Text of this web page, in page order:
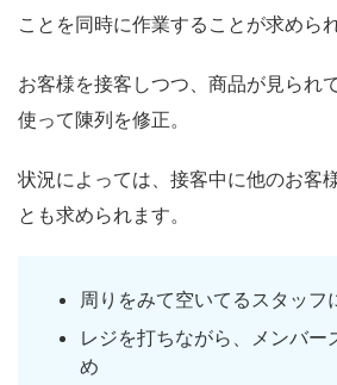
ことを同時に作業することが求められ
お客様を接客しつつ、商品が見られ
使って陳列を修正。
状況によっては、接客中に他のお客
とも求められます。
周りをみて空いてるスタッフ
レジを打ちながら、メンバー
め